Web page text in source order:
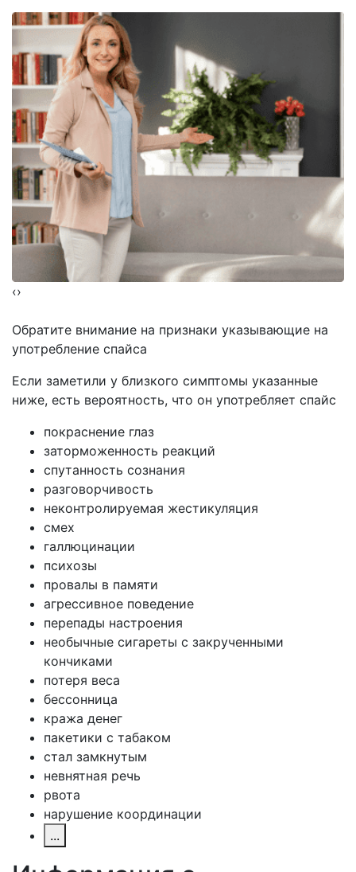
‹›
Обратите внимание на признаки указывающие на
употребление спайса
Если заметили у близкого симптомы указанные
ниже, есть вероятность, что он употребляет спайс
покраснение глаз
заторможенность реакций
спутанность сознания
разговорчивость
неконтролируемая жестикуляция
смех
галлюцинации
психозы
провалы в памяти
агрессивное поведение
перепады настроения
необычные сигареты с закрученными
кончиками
потеря веса
бессонница
кража денег
пакетики с табаком
стал замкнутым
невнятная речь
рвота
нарушение координации
...